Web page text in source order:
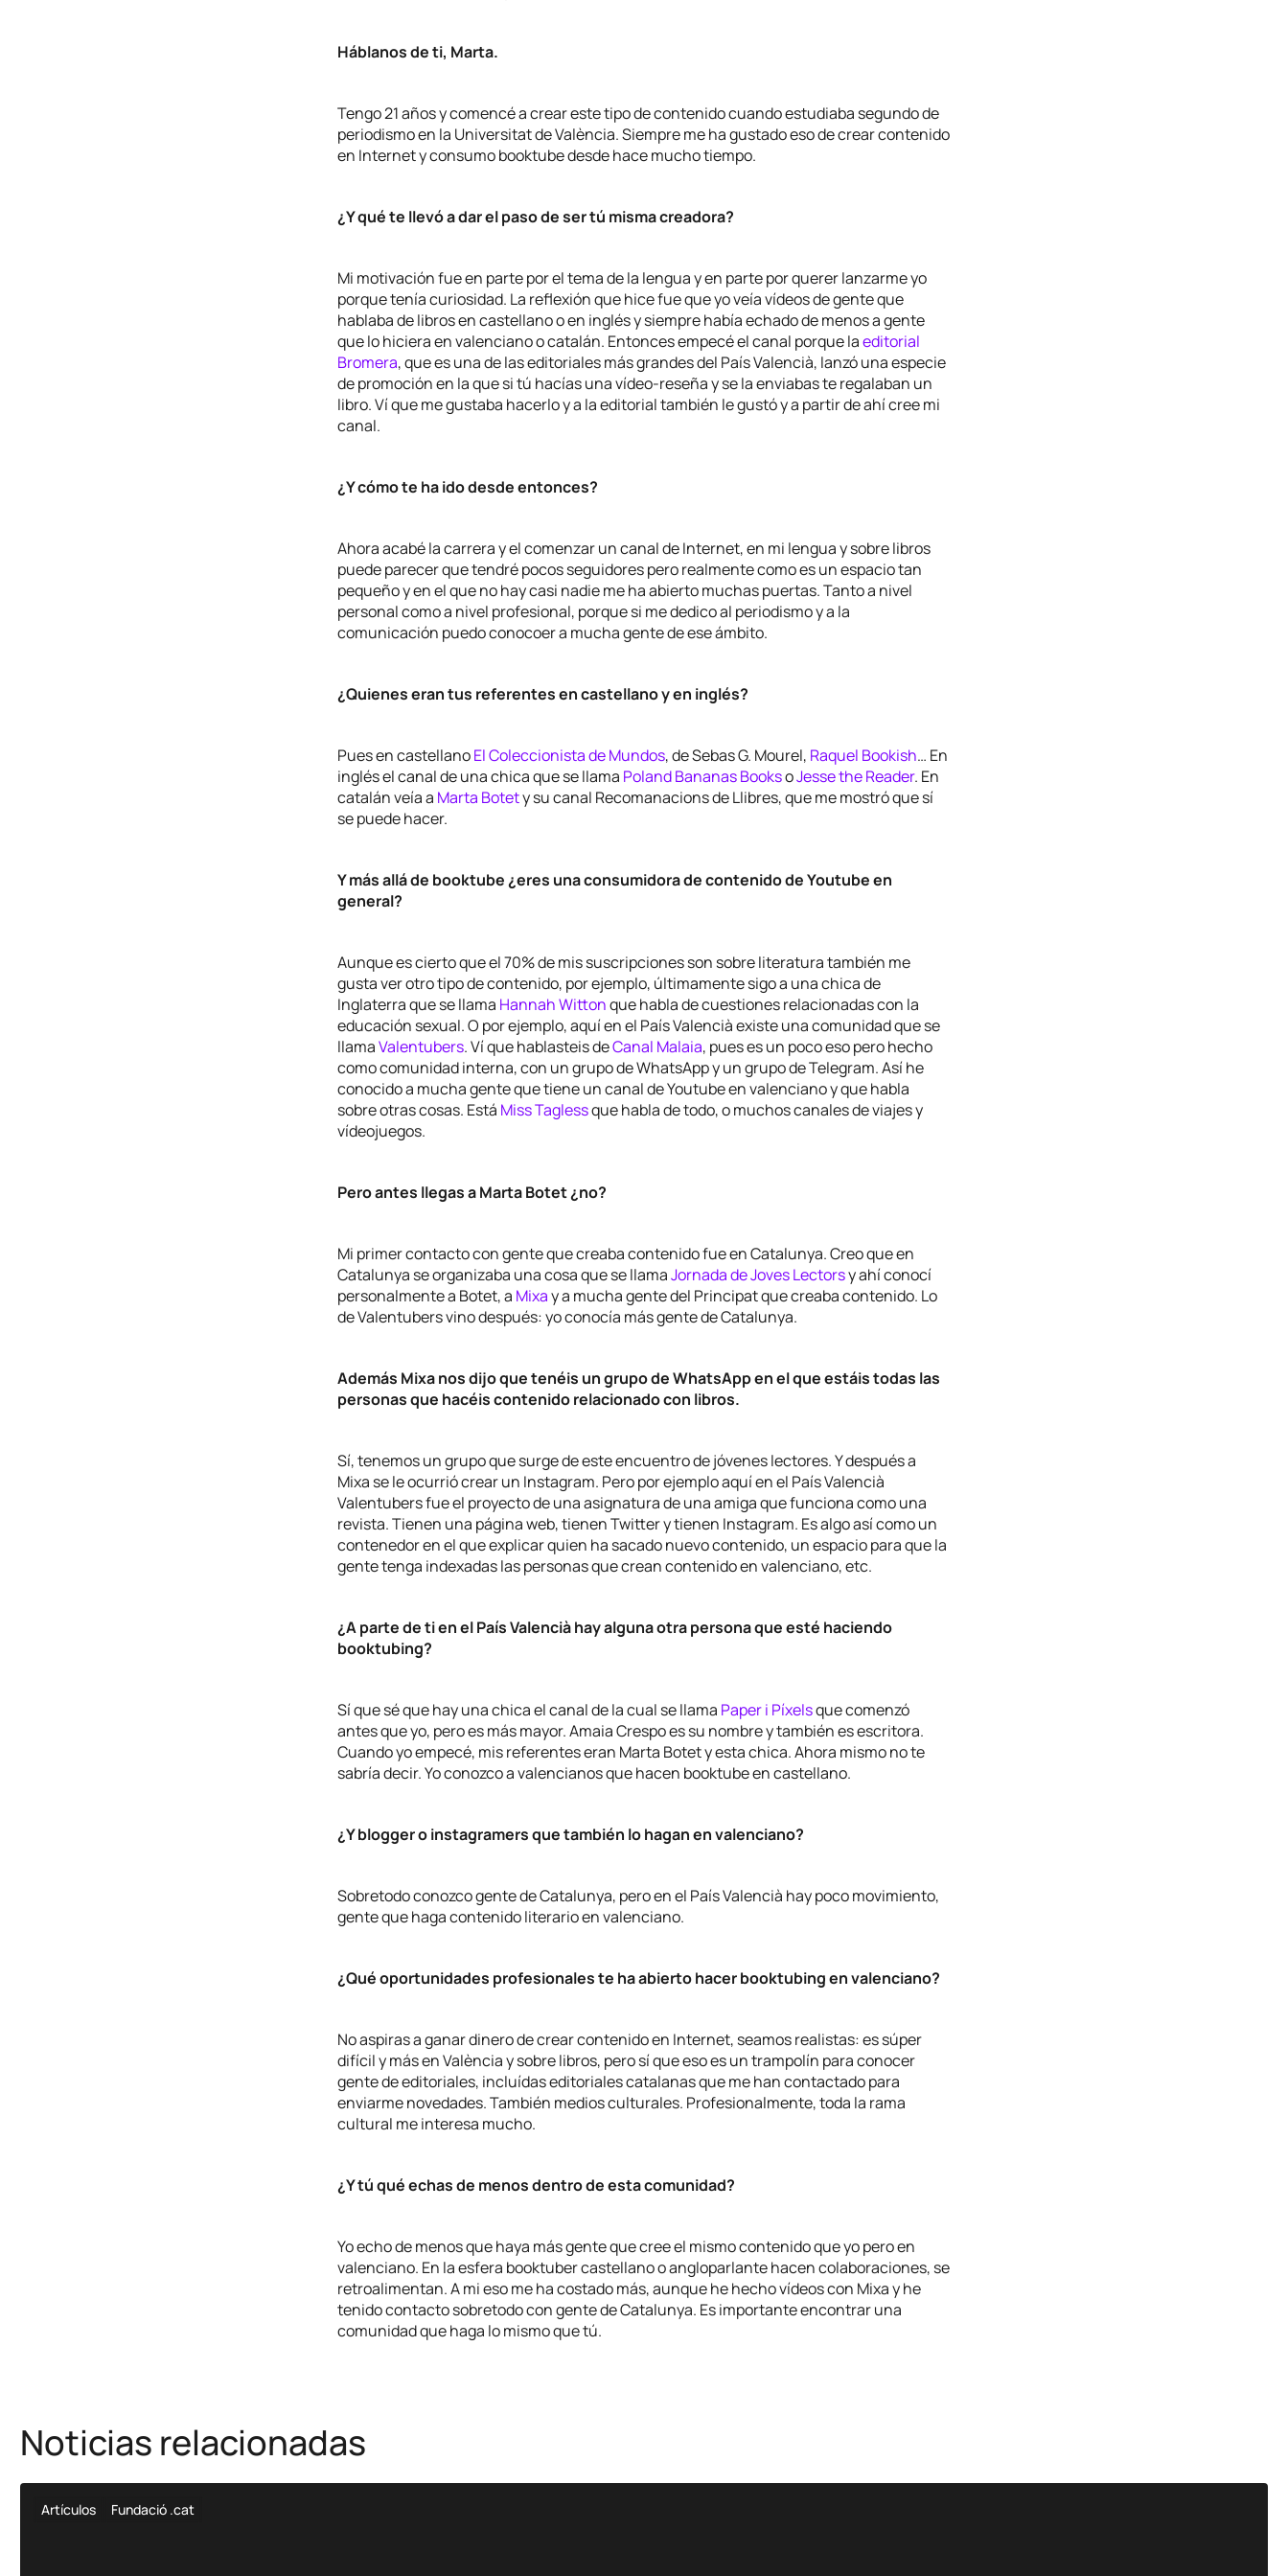
Háblanos de ti, Marta.
Tengo 21 años y comencé a crear este tipo de contenido cuando estudiaba segundo de
periodismo en la Universitat de València. Siempre me ha gustado eso de crear contenido
en Internet y consumo booktube desde hace mucho tiempo.
¿Y qué te llevó a dar el paso de ser tú misma creadora?
Mi motivación fue en parte por el tema de la lengua y en parte por querer lanzarme yo
porque tenía curiosidad. La reflexión que hice fue que yo veía vídeos de gente que
hablaba de libros en castellano o en inglés y siempre había echado de menos a gente
que lo hiciera en valenciano o catalán. Entonces empecé el canal porque laeditorial
Bromera, que es una de las editoriales más grandes del País Valencià, lanzó una especie
de promoción en la que si tú hacías una vídeo-reseña y se la enviabas te regalaban un
libro. Ví que me gustaba hacerlo y a la editorial también le gustó y a partir de ahí cree mi
canal.
¿Y cómo te ha ido desde entonces?
Ahora acabé la carrera y el comenzar un canal de Internet, en mi lengua y sobre libros
puede parecer que tendré pocos seguidores pero realmente como es un espacio tan
pequeño y en el que no hay casi nadie me ha abierto muchas puertas. Tanto a nivel
personal como a nivel profesional, porque si me dedico al periodismo y a la
comunicación puedo conocoer a mucha gente de ese ámbito.
¿Quienes eran tus referentes en castellano y en inglés?
Pues en castellanoEl Coleccionista de Mundos, de Sebas G. Mourel, Raquel Bookish… En
inglés el canal de una chica que se llama Poland Bananas BooksoJesse the Reader. En
catalán veía a Marta Botety su canal Recomanacions de Llibres, que me mostró que sí
se puede hacer.
Y más allá de booktube ¿eres una consumidora de contenido de Youtube en
general?
Aunque es cierto que el 70% de mis suscripciones son sobre literatura también me
gusta ver otro tipo de contenido, por ejemplo, últimamente sigo a una chica de
Inglaterra que se llama Hannah Wittonque habla de cuestiones relacionadas con la
educación sexual. O por ejemplo, aquí en el País Valencià existe una comunidad que se
llamaValentubers. Ví que hablasteis deCanal Malaia, pues es un poco eso pero hecho
como comunidad interna, con un grupo de WhatsApp y un grupo de Telegram. Así he
conocido a mucha gente que tiene un canal de Youtube en valenciano y que habla
sobre otras cosas. Está Miss Taglessque habla de todo, o muchos canales de viajes y
vídeojuegos.
Pero antes llegas a Marta Botet ¿no?
Mi primer contacto con gente que creaba contenido fue en Catalunya. Creo que en
Catalunya se organizaba una cosa que se llamaJornada de Joves Lectorsy ahí conocí
personalmente a Botet, a Mixay a mucha gente del Principat que creaba contenido. Lo
de Valentubers vino después: yo conocía más gente de Catalunya.
Además Mixa nos dijo que tenéis un grupo de WhatsApp en el que estáis todas las
personas que hacéis contenido relacionado con libros.
Sí, tenemos un grupo que surge de este encuentro de jóvenes lectores. Y después a
Mixa se le ocurrió crear un Instagram. Pero por ejemplo aquí en el País Valencià
Valentubers fue el proyecto de una asignatura de una amiga que funciona como una
revista. Tienen una página web, tienen Twitter y tienen Instagram. Es algo así como un
contenedor en el que explicar quien ha sacado nuevo contenido, un espacio para que la
gente tenga indexadas las personas que crean contenido en valenciano, etc.
¿A parte de ti en el País Valencià hay alguna otra persona que esté haciendo
booktubing?
Sí que sé que hay una chica el canal de la cual se llama Paper i Píxelsque comenzó
antes que yo, pero es más mayor. Amaia Crespo es su nombre y también es escritora.
Cuando yo empecé, mis referentes eran Marta Botet y esta chica. Ahora mismo no te
sabría decir. Yo conozco a valencianos que hacen booktube en castellano.
¿Y blogger o instagramers que también lo hagan en valenciano?
Sobretodo conozco gente de Catalunya, pero en el País Valencià hay poco movimiento,
gente que haga contenido literario en valenciano.
¿Qué oportunidades profesionales te ha abierto hacer booktubing en valenciano?
No aspiras a ganar dinero de crear contenido en Internet, seamos realistas: es súper
difícil y más en València y sobre libros, pero sí que eso es un trampolín para conocer
gente de editoriales, incluídas editoriales catalanas que me han contactado para
enviarme novedades. También medios culturales. Profesionalmente, toda la rama
cultural me interesa mucho.
¿Y tú qué echas de menos dentro de esta comunidad?
Yo echo de menos que haya más gente que cree el mismo contenido que yo pero en
valenciano. En la esfera booktuber castellano o angloparlante hacen colaboraciones, se
retroalimentan. A mi eso me ha costado más, aunque he hecho vídeos con Mixa y he
tenido contacto sobretodo con gente de Catalunya. Es importante encontrar una
comunidad que haga lo mismo que tú.
Noticias relacionadas
Artículos Fundació .cat